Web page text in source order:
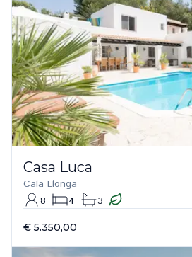
Casa Luca
Cala Llonga
8
4 3
€ 5.350,00